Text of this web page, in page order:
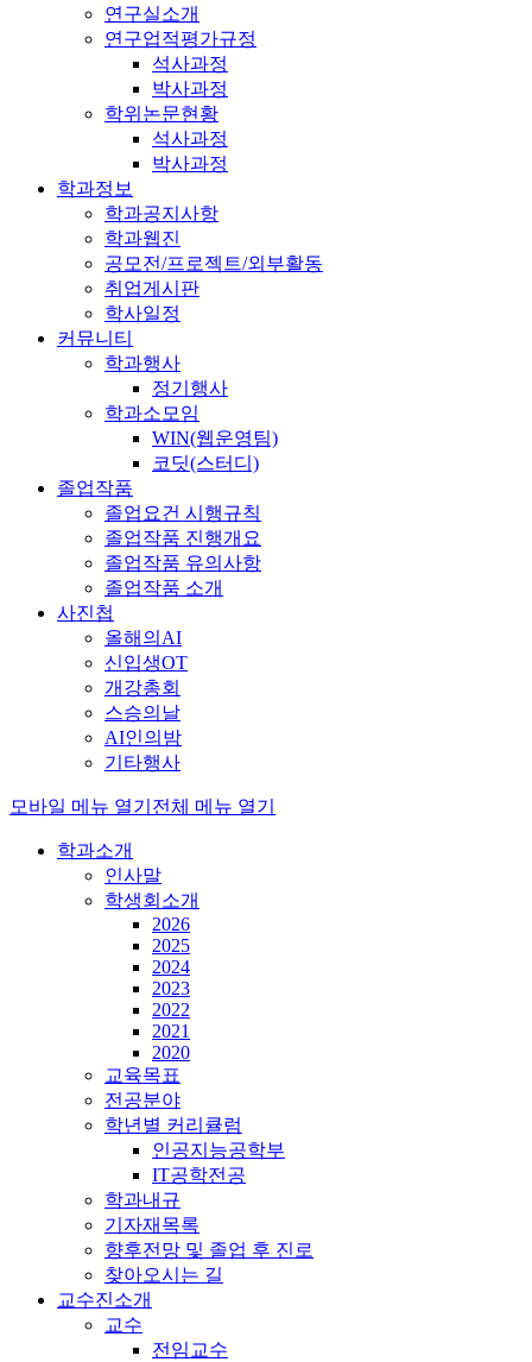
연구실소개
연구업적평가규정
석사과정
박사과정
학위논문현황
석사과정
박사과정
학과정보
학과공지사항
학과웹진
공모전/프로젝트/외부활동
취업게시판
학사일정
커뮤니티
학과행사
정기행사
학과소모임
WIN(웹운영팀)
코딧(스터디)
졸업작품
졸업요건 시행규칙
졸업작품 진행개요
졸업작품 유의사항
졸업작품 소개
사진첩
올해의AI
신입생OT
개강총회
스승의날
AI인의밤
기타행사
모바일 메뉴 열기 전체 메뉴 열기
학과소개
인사말
학생회소개
2026
2025
2024
2023
2022
2021
2020
교육목표
전공분야
학년별 커리큘럼
인공지능공학부
IT공학전공
학과내규
기자재목록
향후전망 및 졸업 후 진로
찾아오시는 길
교수진소개
교수
전임교수